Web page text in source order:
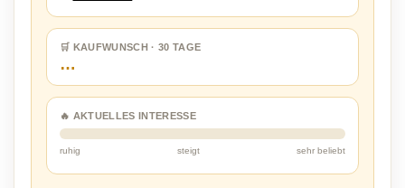
🛒 KAUFWUNSCH · 30 TAGE
…
🔥 AKTUELLES INTERESSE
ruhig steigt sehr beliebt